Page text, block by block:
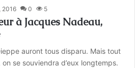
2016 0 5
à Jacques Nadeau,
auront tous disparu. Mais tout
se souviendra d’eux longtemps.